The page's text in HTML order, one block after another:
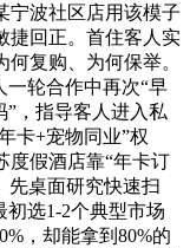
宁波社区店用该模子
捷回正。首住客人实
复购、为何保举。
一轮合作中再次“早
”，指导客人进入私
卡+宠物同业”权
度假酒店靠“年卡订
先桌面研究快速扫
初选1-2个典型市场
，却能拿到80%的